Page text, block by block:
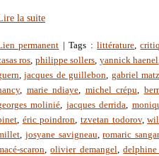
la suite
permanent | Tags :littérature,
ros, philippe sollers, yannick haenel
,jacques de guillebon, gabriel
, marie ndiaye, michel crépu,
molinié, jacques derrida,
, éric poindron, tzvetan todorov,
, josyane savigneau,romaric
scaron,olivier demangel,